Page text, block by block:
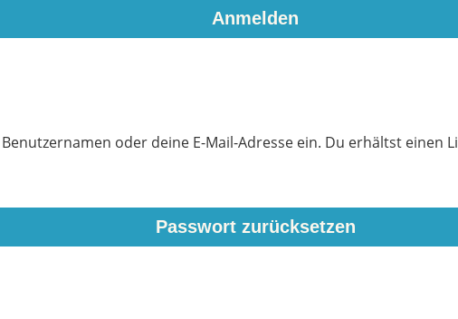
oder deine E-Mail-Adresse ein. Du erhältst einen